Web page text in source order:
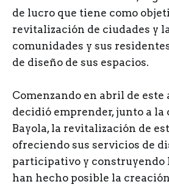
de lucro que tiene como
revitalización de ciudades y
comunidades y sus
de diseño de sus espacios.
Comenzando en abril de este
decidió emprender, junto a la
Bayola, la revitalización de
ofreciendo sus servicios de
participativo y construyendo
han hecho posible la